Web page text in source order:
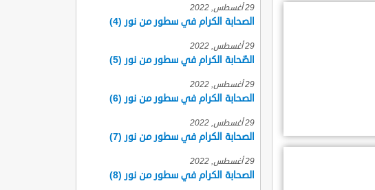
29 أغسطس, 2022
الصحابة الكرام في سطور من نور (4)
29 أغسطس, 2022
الصّحابة الكرام في سطور من نور (5)
29 أغسطس, 2022
الصحابة الكرام في سطور من نور (6)
29 أغسطس, 2022
الصحابة الكرام في سطور من نور (7)
29 أغسطس, 2022
الصحابة الكرام في سطور من نور (8)